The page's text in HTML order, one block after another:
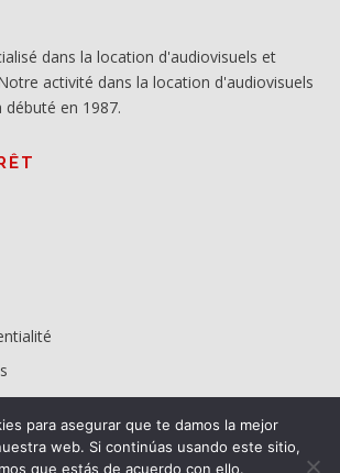
dans la location d'audiovisuels et
activité dans la location d'audiovisuels
en 1987.
para asegurar que te damos la mejor
web. Si continúas usando este sitio,
que estás de acuerdo con ello.